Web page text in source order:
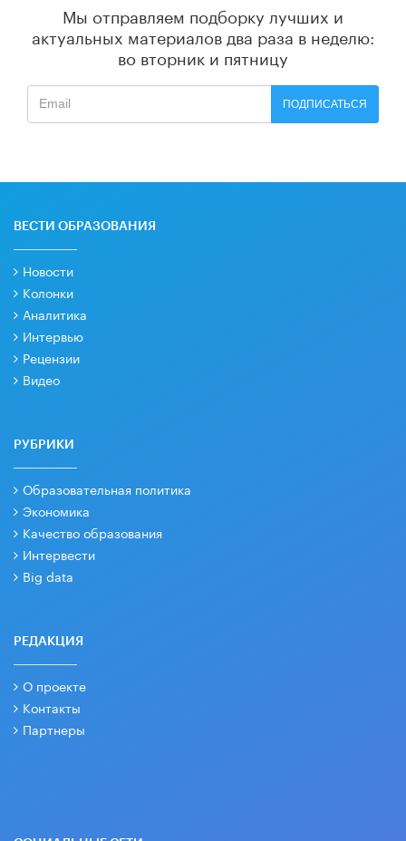
Мы отправляем подборку лучших и
актуальных материалов два раза в неделю:
во вторник и пятницу
ПОДПИСАТЬСЯ
ВЕСТИ ОБРАЗОВАНИЯ
Новости
Колонки
Аналитика
Интервью
Рецензии
Видео
РУБРИКИ
Образовательная политика
Экономика
Качество образования
Интервести
Big data
РЕДАКЦИЯ
О проекте
Контакты
Партнеры